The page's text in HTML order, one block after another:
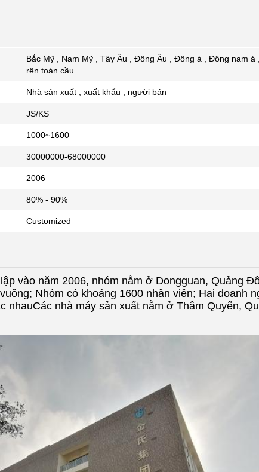
Bắc Mỹ , Nam Mỹ , Tây Âu , Đông Âu , Đông á , Đông nam
rên toàn cầu
Nhà sản xuất , xuất khẩu , người bán
JS/KS
1000~1600
30000000-68000000
2006
80% - 90%
Customized
vào năm 2006, nhóm nằm ở Dongguan, Quảng
Nhóm có khoảng 1600 nhân viên; Hai doanh
nhauCác nhà máy sản xuất nằm ở Thâm Quyến,